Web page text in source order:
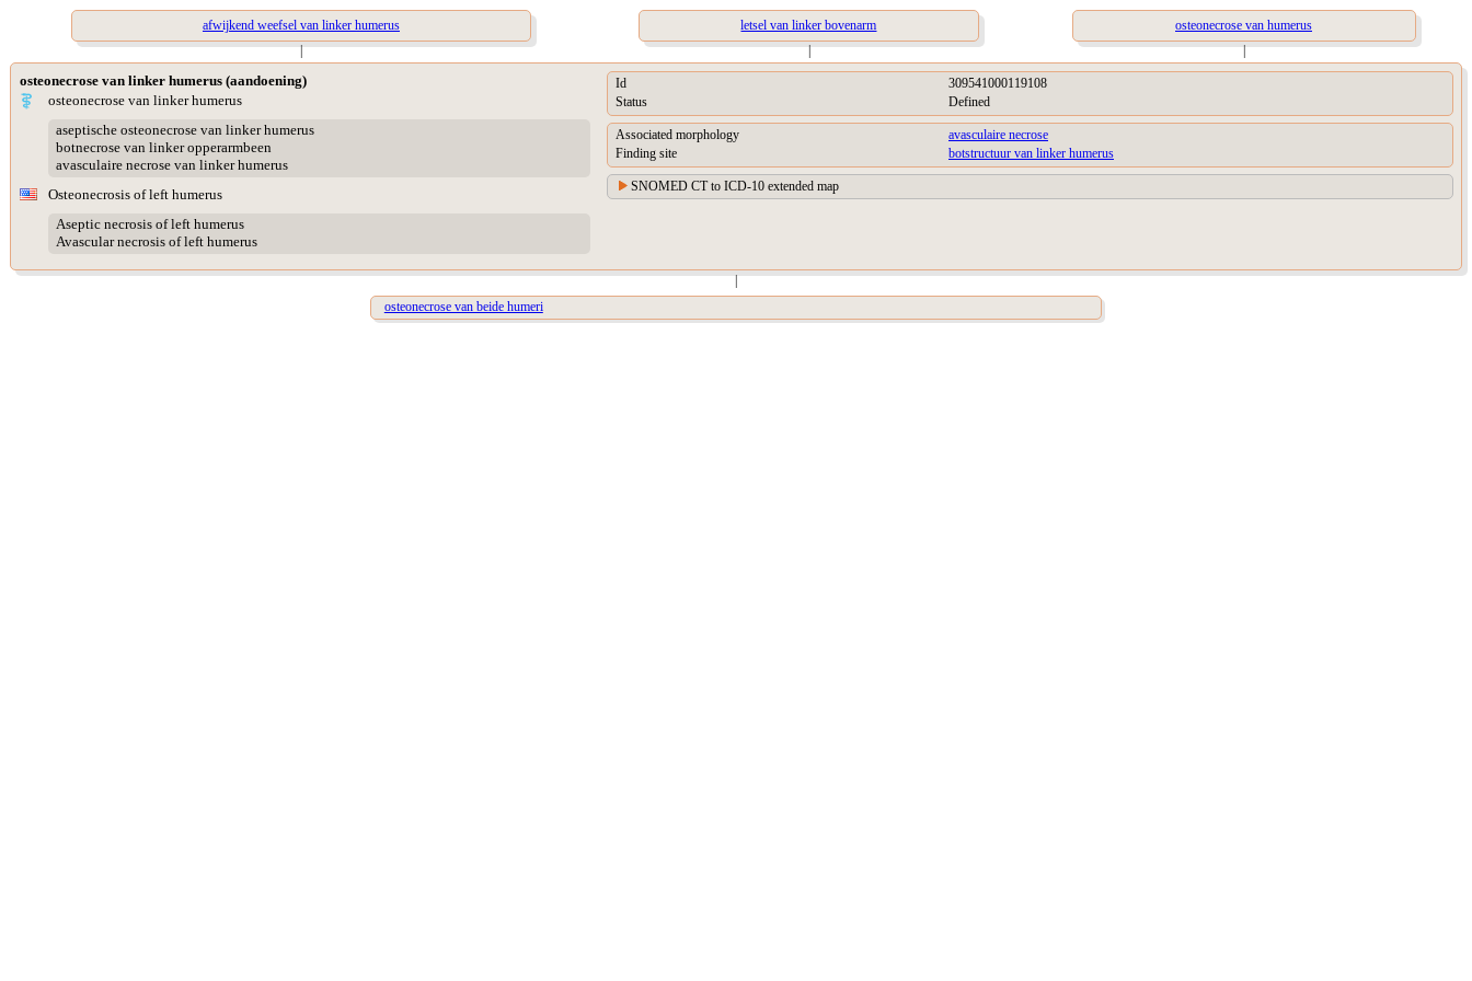
afwijkend weefsel van linker humerus letsel van linker bovenarm
osteonecrose van humerus
|
| |
osteonecrose van linker humerus (aandoening)
osteonecrose van linker humerus
aseptische osteonecrose van linker humerus
botnecrose van linker opperarmbeen
avasculaire necrose van linker humerus
Osteonecrosis of left humerus
Aseptic necrosis of left humerus
Avascular necrosis of left humerus
Id
309541000119108
Status
Defined
Associated morphology
avasculaire necrose
Finding site
botstructuur van linker humerus
SNOMED CT to ICD-10 extended map
|
osteonecrose van beide humeri